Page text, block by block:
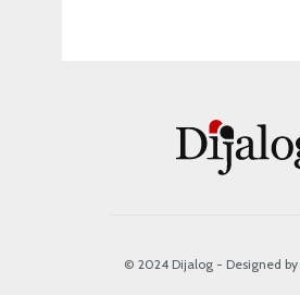
© 2024 Dijalog - Designed by